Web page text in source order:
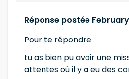
Réponse postée February
Pour te répondre
tu as bien pu avoir une
attentes où il y a eu des